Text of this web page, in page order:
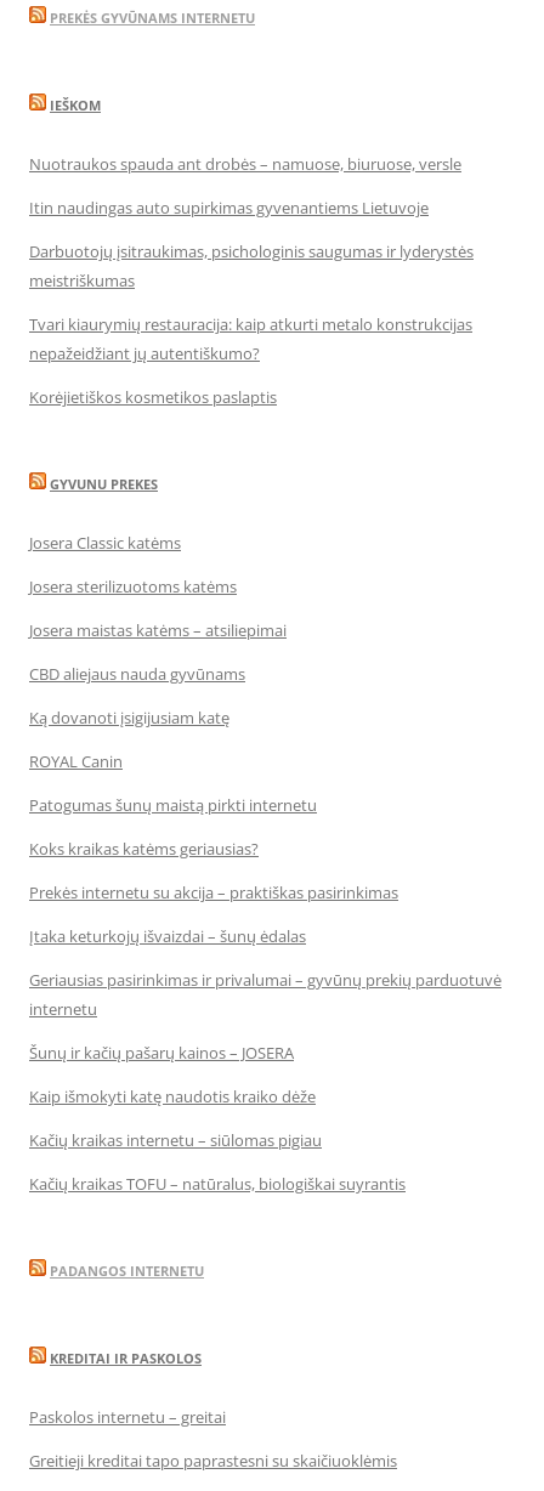
PREKĖS GYVŪNAMS INTERNETU
IEŠKOM
Nuotraukos spauda ant drobės – namuose, biuruose, versle
Itin naudingas auto supirkimas gyvenantiems Lietuvoje
Darbuotojų įsitraukimas, psichologinis saugumas ir lyderystės
meistriškumas
Tvari kiaurymių restauracija: kaip atkurti metalo konstrukcijas
nepažeidžiant jų autentiškumo?
Korėjietiškos kosmetikos paslaptis
GYVUNU PREKES
Josera Classic katėms
Josera sterilizuotoms katėms
Josera maistas katėms – atsiliepimai
CBD aliejaus nauda gyvūnams
Ką dovanoti įsigijusiam katę
ROYAL Canin
Patogumas šunų maistą pirkti internetu
Koks kraikas katėms geriausias?
Prekės internetu su akcija – praktiškas pasirinkimas
Įtaka keturkojų išvaizdai – šunų ėdalas
Geriausias pasirinkimas ir privalumai – gyvūnų prekių parduotuvė
internetu
Šunų ir kačių pašarų kainos – JOSERA
Kaip išmokyti katę naudotis kraiko dėže
Kačių kraikas internetu – siūlomas pigiau
Kačių kraikas TOFU – natūralus, biologiškai suyrantis
PADANGOS INTERNETU
KREDITAI IR PASKOLOS
Paskolos internetu – greitai
Greitieji kreditai tapo paprastesni su skaičiuoklėmis